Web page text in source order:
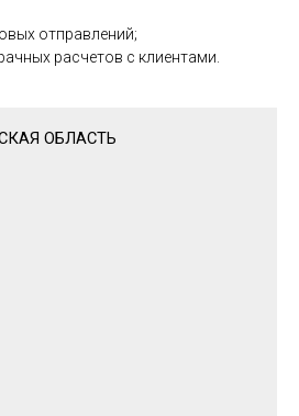
отправлений;
расчетов с клиентами.
ОБЛАСТЬ